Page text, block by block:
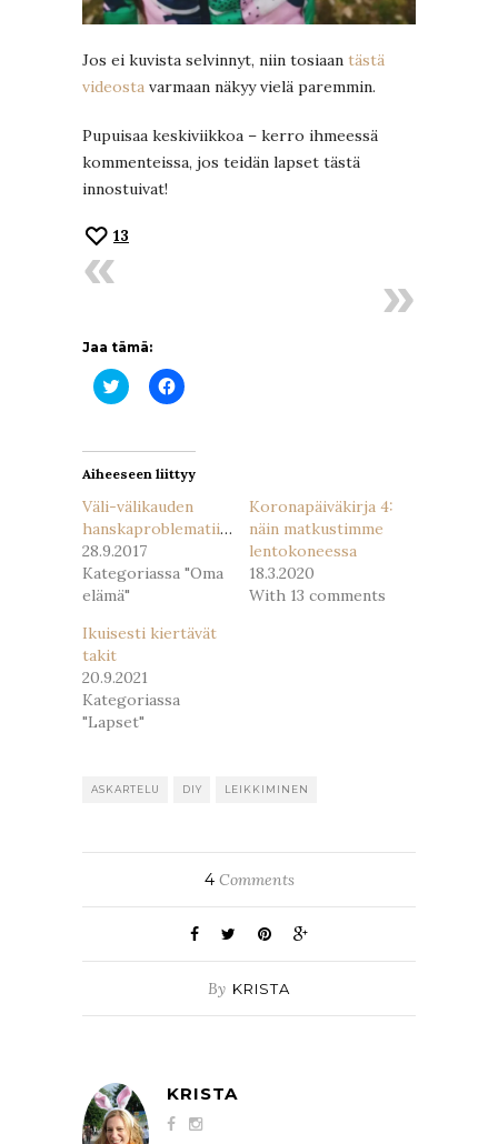
Jos ei kuvista selvinnyt, niin tosiaan tästä
videosta varmaan näkyy vielä paremmin.
Pupuisaa keskiviikkoa – kerro ihmeessä
kommenteissa, jos teidän lapset tästä
innostuivat!
13
Jaa tämä:
Jaa
Twitterissä(Avautuu
Jaa
Facebookissa(Avautuu
Aiheeseen liittyy
Väli-välikauden
hanskaproblematiikkaa
28.9.2017
Kategoriassa "Oma
elämä"
Koronapäiväkirja 4:
näin matkustimme
lentokoneessa
18.3.2020
With 13 comments
Ikuisesti kiertävät
takit
20.9.2021
Kategoriassa
"Lapset"
ASKARTELU DIY LEIKKIMINEN
4Comments
By KRISTA
KRISTA